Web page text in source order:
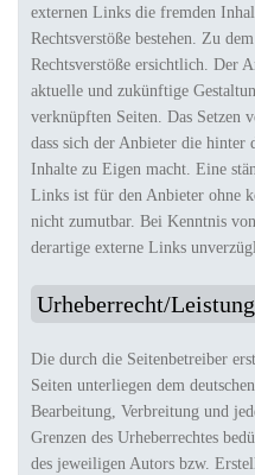
externen Links die fremden
Rechtsverstöße bestehen. Zu
Rechtsverstöße ersichtlich. Der
aktuelle und zukünftige
verknüpften Seiten. Das Setzen
dass sich der Anbieter die
Inhalte zu Eigen macht. Eine
Links ist für den Anbieter ohne
nicht zumutbar. Bei Kenntnis
derartige externe Links
Urheberrecht/
Die durch die Seitenbetreiber
Seiten unterliegen dem
Bearbeitung, Verbreitung und
Grenzen des Urheberrechtes
des jeweiligen Autors bzw.